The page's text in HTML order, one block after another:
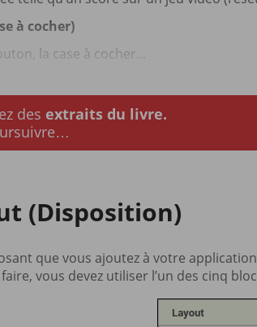
à cocher)
la case à cocher...
des extraits du livre.
(Disposition)
que vous ajoutez à votre
vous devez utiliser l’un des cinq